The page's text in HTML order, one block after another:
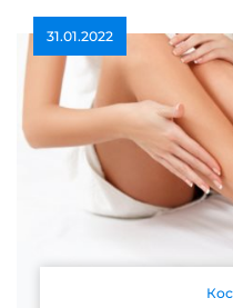
31.01.2022